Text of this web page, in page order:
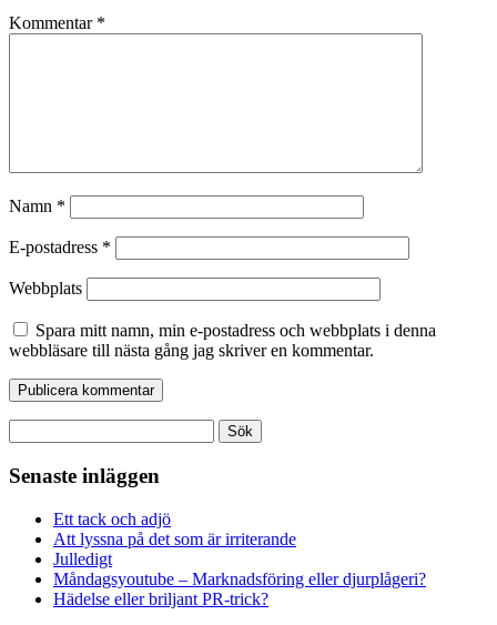
Kommentar *
Namn *
E-postadress *
Webbplats
Spara mitt namn, min e-postadress och webbplats i denna
webbläsare till nästa gång jag skriver en kommentar.
efter:
Senaste inläggen
Ett tack och adjö
Att lyssna på det som är irriterande
Julledigt
Måndagsyoutube – Marknadsföring eller djurplågeri?
Hädelse eller briljant PR-trick?